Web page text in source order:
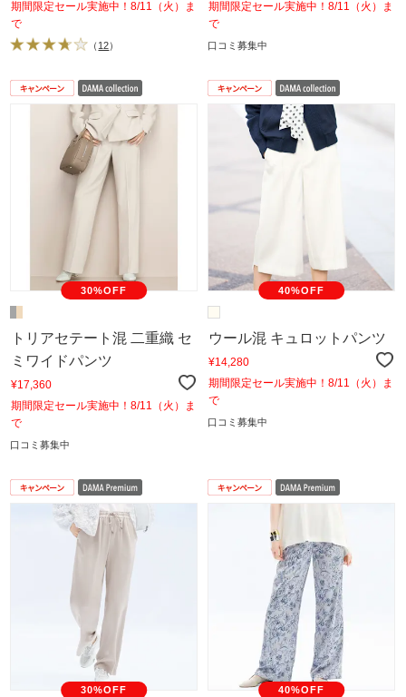
期間限定セール実施中！8/11（火）ま
で
（ 12）
期間限定セール実施中！8/11（火）ま
で
口コミ募集中
30%OFF
トリアセテート混 二重織 セ
ミワイドパンツ
¥17,360
期間限定セール実施中！8/11（火）ま
で
口コミ募集中
40%OFF
ウール混 キュロットパンツ
¥14,280
期間限定セール実施中！8/11（火）ま
で
口コミ募集中
30%OFF 40%OFF